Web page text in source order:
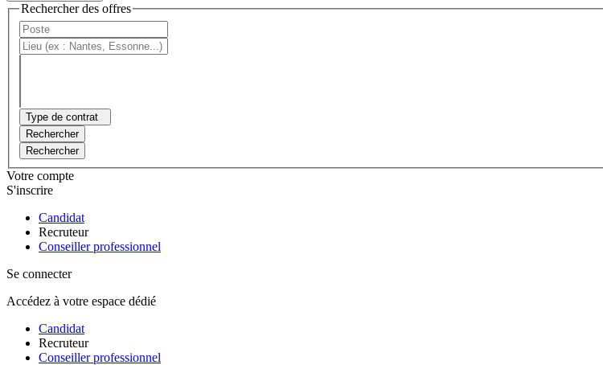
Rechercher des offres
Type de contrat
Rechercher
Rechercher
Votre compte
S'inscrire
Candidat
Recruteur
Conseiller professionnel
Se connecter
Accédez à votre espace dédié
Candidat
Recruteur
Conseiller professionnel